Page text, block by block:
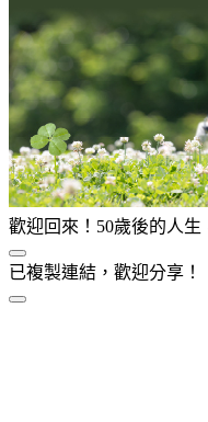
歡迎回來！50歲後的人生
已複製連結，歡迎分享！